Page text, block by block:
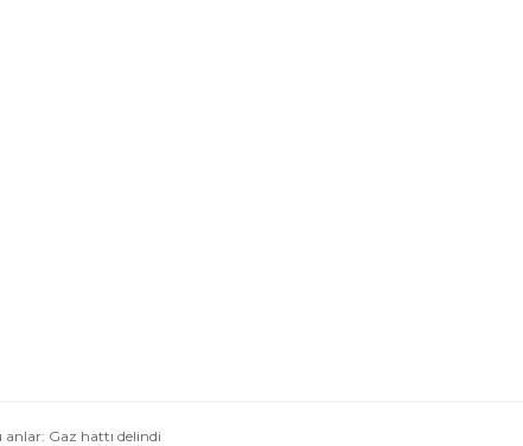
Gaz hattı delindi